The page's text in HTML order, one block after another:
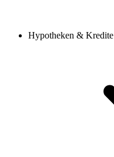
Hypotheken & Kredite